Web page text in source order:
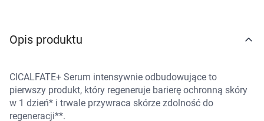
Opis produktu
CICALFATE+ Serum intensywnie odbudowujące to
pierwszy produkt, który regeneruje barierę ochronną skóry
w 1 dzień* i trwale przywraca skórze zdolność do
regeneracji**.